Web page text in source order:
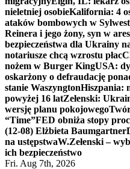
nieletniej osobieKalifornia: 4
ataków bombowych w
Reinera i jego żony, syn w
bezpieczeństwa dla Ukrainy
notariusze chcą wzrostu płac
nożem w Burger KingUSA:
oskarżony o defraudację
stanie WaszyngtonHiszpania:
powyżej 16 latZełenski:
wersję planu pokojowego
“Time”FED obniża stopy
(12-08) Elżbieta Baumgartner
na ustępstwaW.Zełenski –
ich bezpieczeństwo
Fri. Aug 7th, 2026